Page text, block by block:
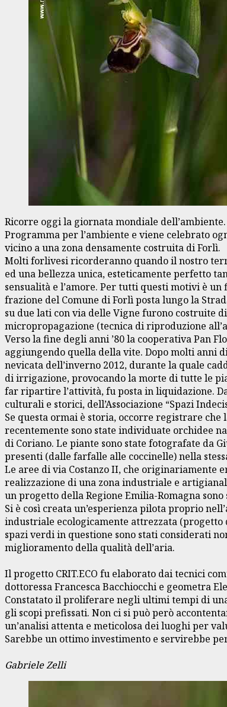
Ricorre oggi la giornata mondiale
Programma per l’ambiente e viene celebrato
vicino a una zona densamente costruita di Forlì.
Molti forlivesi ricorderanno quando il nostro
ed una bellezza unica, esteticamente perfetto
sensualità e l’amore. Per tutti questi motivi è
frazione del Comune di Forlì posta lungo la
su due lati con via delle Vigne furono costruite
micropropagazione (tecnica di riproduzione
Verso la fine degli anni ’80 la cooperativa Pan
aggiungendo quella della vite. Dopo molti anni
nevicata dell’inverno 2012, durante la quale
di irrigazione, provocando la morte di tutte le
far ripartire l’attività, fu posta in liquidazione.
culturali e storici, dell’Associazione “Spazi
Se questa ormai è storia, occorre registrare
recentemente sono state individuate orchidee
di Coriano. Le piante sono state fotografate da
presenti (dalle farfalle alle coccinelle) nella
Le aree di via Costanzo II, che originariamente
realizzazione di una zona industriale e
un progetto della Regione Emilia-Romagna
Si è così creata un’esperienza pilota proprio
industriale ecologicamente attrezzata (progetto
spazi verdi in questione sono stati considerati
miglioramento della qualità dell’aria.
Il progetto CRIT.ECO fu elaborato dai tecnici
dottoressa Francesca Bacchiocchi e geometra
Constatato il proliferare negli ultimi tempi di
gli scopi prefissati. Non ci si può però
un’analisi attenta e meticolosa dei luoghi per
Sarebbe un ottimo investimento e servirebbe
Gabriele Zelli